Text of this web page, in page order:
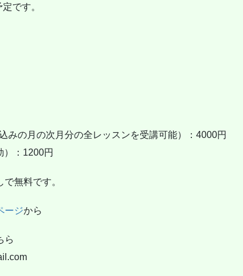
です。
みの月の次月分の全レッスンを受講可能）：4000円
）：1200円
無料です。
ージから
ら